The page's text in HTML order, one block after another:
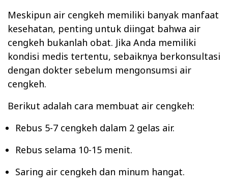
Meskipun air cengkeh memiliki banyak manfaat
kesehatan, penting untuk diingat bahwa air
cengkeh bukanlah obat. Jika Anda memiliki
kondisi medis tertentu, sebaiknya berkonsultasi
dengan dokter sebelum mengonsumsi air
cengkeh.
Berikut adalah cara membuat air cengkeh:
Rebus 5-7 cengkeh dalam 2 gelas air.
Rebus selama 10-15 menit.
Saring air cengkeh dan minum hangat.